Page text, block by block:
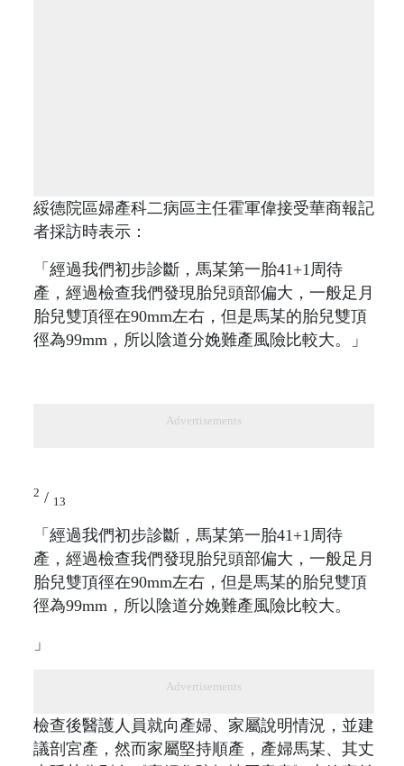
綏德院區婦產科二病區主任霍軍偉接受華商報記
者採訪時表示：
「經過我們初步診斷，馬某第一胎41+1周待
產，經過檢查我們發現胎兒頭部偏大，一般足月
胎兒雙頂徑在90mm左右，但是馬某的胎兒雙頂
徑為99mm，所以陰道分娩難產風險比較大。」
Advertisements
2 / 13
「經過我們初步診斷，馬某第一胎41+1周待
產，經過檢查我們發現胎兒頭部偏大，一般足月
胎兒雙頂徑在90mm左右，但是馬某的胎兒雙頂
徑為99mm，所以陰道分娩難產風險比較大。
」
Advertisements
檢查後醫護人員就向產婦、家屬說明情況，並建
議剖宮產，然而家屬堅持順產，產婦馬某、其丈